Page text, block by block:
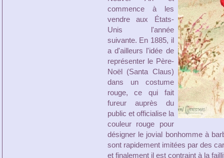
commence à les
vendre aux États-
Unis l'année
suivante. En 1885, il
a d'ailleurs l'idée de
représenter le Père-
Noël (Santa Claus)
dans un costume
rouge, ce qui fait
fureur auprès du
public et officialise la
couleur rouge pour
désigner le jovial bonhomme à
sont rapidement imitées par des
et finalement il est contraint à la